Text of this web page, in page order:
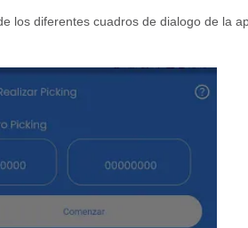
los diferentes cuadros de dialogo de la